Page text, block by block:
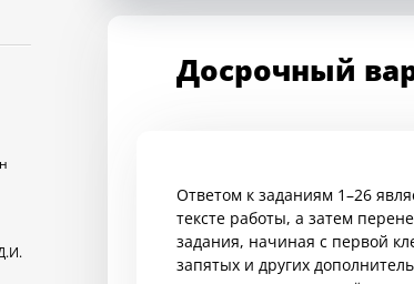
Досрочный
Ответом к заданиям 1–26
тексте работы, а затем
задания, начиная с первой
запятых и других